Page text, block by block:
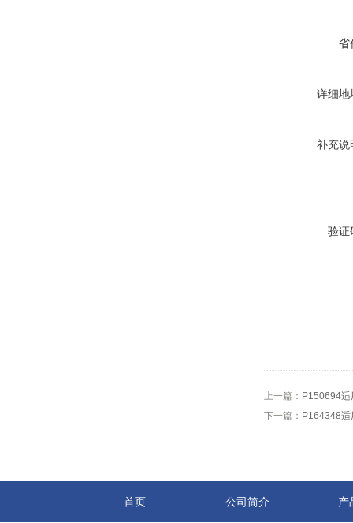
省
详细地
补充说
验证
上一篇： P150694
下一篇： P164348
首页 公司简介 产